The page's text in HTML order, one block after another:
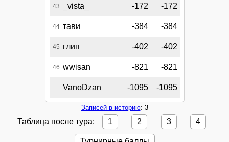
43 _vista_ -172 -172
44 тави -384 -384
45 глип -402 -402
46 wwisan -821 -821
VanoDzan -1095 -1095
Записей в историю: 3
Таблица после тура: 1 2 3 4